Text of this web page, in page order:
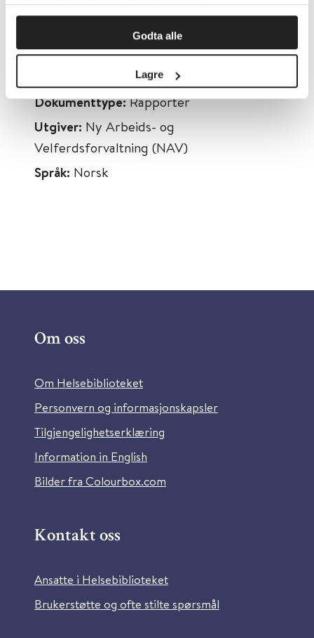
Godta alle
Lagre
11.10.2023
Tema:Psykisk helse, Psykisk helsearbeid
Arbeidsforhold
Dokumenttype:Rapporter
Utgiver: Ny Arbeids- og
Velferdsforvaltning (NAV)
Språk: Norsk
Om oss
Om Helsebiblioteket
Personvern og informasjonskapsler
Tilgjengelighetserklæring
Information in English
Bilder fra Colourbox.com
Kontakt oss
Ansatte i Helsebiblioteket
Brukerstøtte og ofte stilte spørsmål